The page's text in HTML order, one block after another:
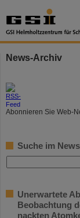
News-Archiv
Abonnieren Sie Web-
Suche im
Unerwartete
Beobachtung
nackten